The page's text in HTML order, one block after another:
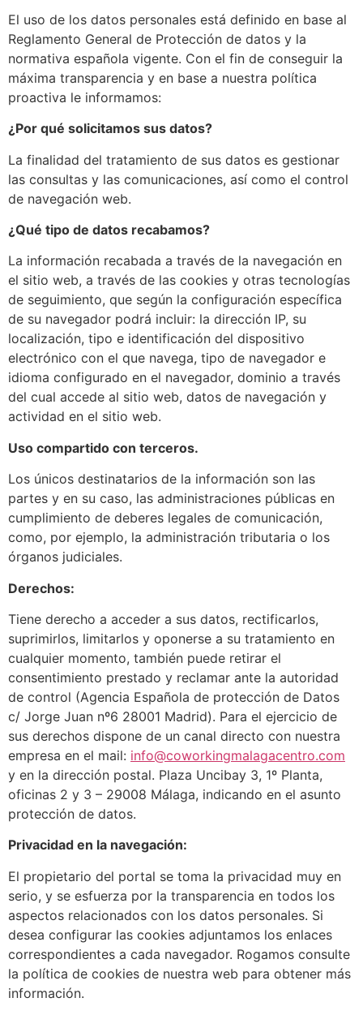
El uso de los datos personales está definido en base al
Reglamento General de Protección de datos y la
normativa española vigente. Con el fin de conseguir la
máxima transparencia y en base a nuestra política
proactiva le informamos:
¿Por qué solicitamos sus datos?
La finalidad del tratamiento de sus datos es gestionar
las consultas y las comunicaciones, así como el control
de navegación web.
¿Qué tipo de datos recabamos?
La información recabada a través de la navegación en
el sitio web, a través de las cookies y otras tecnologías
de seguimiento, que según la configuración específica
de su navegador podrá incluir: la dirección IP, su
localización, tipo e identificación del dispositivo
electrónico con el que navega, tipo de navegador e
idioma configurado en el navegador, dominio a través
del cual accede al sitio web, datos de navegación y
actividad en el sitio web.
Uso compartido con terceros.
Los únicos destinatarios de la información son las
partes y en su caso, las administraciones públicas en
cumplimiento de deberes legales de comunicación,
como, por ejemplo, la administración tributaria o los
órganos judiciales.
Derechos:
Tiene derecho a acceder a sus datos, rectificarlos,
suprimirlos, limitarlos y oponerse a su tratamiento en
cualquier momento, también puede retirar el
consentimiento prestado y reclamar ante la autoridad
de control (Agencia Española de protección de Datos
c/ Jorge Juan nº6 28001 Madrid). Para el ejercicio de
sus derechos dispone de un canal directo con nuestra
empresa en el mail: info@coworkingmalagacentro.com
y en la dirección postal. Plaza Uncibay 3, 1º Planta,
oficinas 2 y 3 – 29008 Málaga, indicando en el asunto
protección de datos.
Privacidad en la navegación:
El propietario del portal se toma la privacidad muy en
serio, y se esfuerza por la transparencia en todos los
aspectos relacionados con los datos personales. Si
desea configurar las cookies adjuntamos los enlaces
correspondientes a cada navegador. Rogamos consulte
la política de cookies de nuestra web para obtener más
información.